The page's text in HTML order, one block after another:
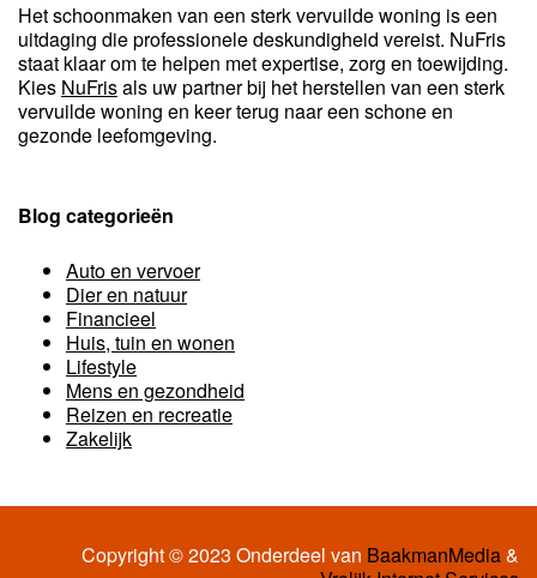
Het schoonmaken van een sterk vervuilde woning is een
uitdaging die professionele deskundigheid vereist. NuFris
staat klaar om te helpen met expertise, zorg en toewijding.
Kies NuFrisals uw partner bij het herstellen van een sterk
vervuilde woning en keer terug naar een schone en
gezonde leefomgeving.
Blog categorieën
Auto en vervoer
Dier en natuur
Financieel
Huis, tuin en wonen
Lifestyle
Mens en gezondheid
Reizen en recreatie
Zakelijk
Copyright © 2023 Onderdeel van BaakmanMedia&